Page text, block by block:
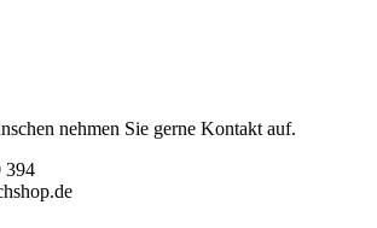
nehmen Sie gerne Kontakt auf.
394